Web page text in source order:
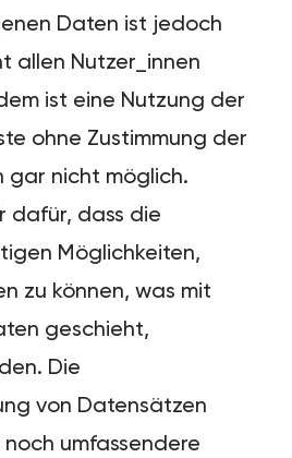
Daten ist jedoch
allen Nutzer_innen
ist eine Nutzung der
ohne Zustimmung der
gar nicht möglich.
dafür, dass die
Möglichkeiten,
zu können, was mit
geschieht,
Die
von Datensätzen
umfassendere